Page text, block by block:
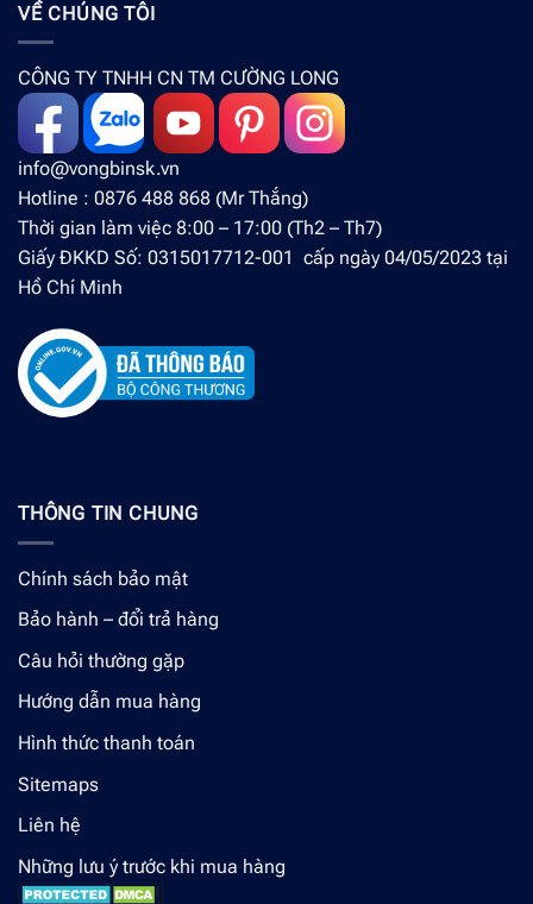
VỀ CHÚNG TÔI
CÔNG TY TNHH CN TM CƯỜNG LONG
info@vongbinsk.vn
Hotline : 0876 488 868 (Mr Thắng)
Thời gian làm việc 8:00 – 17:00 (Th2 – Th7)
Giấy ĐKKD Số: 0315017712-001 cấp ngày 04/05/2023 tại
Hồ Chí Minh
THÔNG TIN CHUNG
Chính sách bảo mật
Bảo hành – đổi trả hàng
Câu hỏi thường gặp
Hướng dẫn mua hàng
Hình thức thanh toán
Sitemaps
Liên hệ
Những lưu ý trước khi mua hàng